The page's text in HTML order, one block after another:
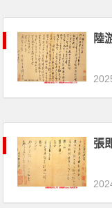
陸
張